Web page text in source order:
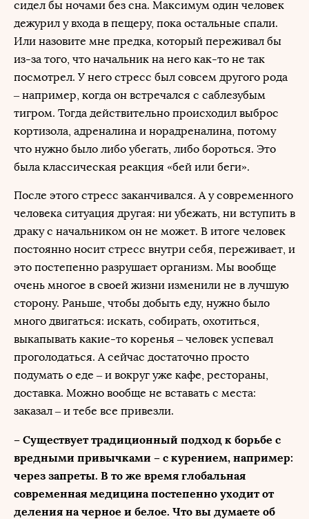
сидел бы ночами без сна. Максимум один человек
дежурил у входа в пещеру, пока остальные спали.
Или назовите мне предка, который переживал бы
из-за того, что начальник на него как-то не так
посмотрел. У него стресс был совсем другого рода
– например, когда он встречался с саблезубым
тигром. Тогда действительно происходил выброс
кортизола, адреналина и норадреналина, потому
что нужно было либо убегать, либо бороться. Это
была классическая реакция «бей или беги».
После этого стресс заканчивался. А у современного
человека ситуация другая: ни убежать, ни вступить в
драку с начальником он не может. В итоге человек
постоянно носит стресс внутри себя, переживает, и
это постепенно разрушает организм. Мы вообще
очень многое в своей жизни изменили не в лучшую
сторону. Раньше, чтобы добыть еду, нужно было
много двигаться: искать, собирать, охотиться,
выкапывать какие-то коренья – человек успевал
проголодаться. А сейчас достаточно просто
подумать о еде – и вокруг уже кафе, рестораны,
доставка. Можно вообще не вставать с места:
заказал – и тебе все привезли.
– Существует традиционный подход к борьбе с
вредными привычками – с курением, например:
через запреты. В то же время глобальная
современная медицина постепенно уходит от
деления на черное и белое. Что вы думаете об